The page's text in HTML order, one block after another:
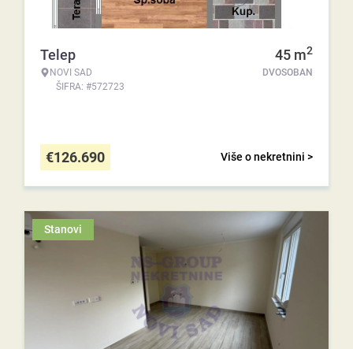
Telep
NOVI SAD
ŠIFRA: #572723
45 m2
DVOSOBAN
Više o nekretnini >
€126.690
Stanovi